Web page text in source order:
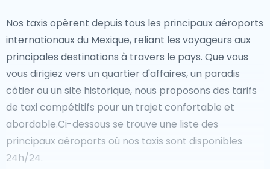
de Las Pozas à Xilitla, les lacs roses de Las Coloradas
et les plages isolées de l'Isla Holbox offrent des
expériences uniques pour les amoureux de la nature.
Les amateurs de gastronomie peuvent explorer les
marchés traditionnels, savourer des tacos et des
tamales authentiques, ou visiter des mezcalerias
locaux pour goûter des spiritueux artisanaux.
Pour les voyageurs arrivant au Mexique, un
Nos taxis opèrent depuis tous les principaux aéroports
internationaux du Mexique, reliant les voyageurs aux
principales destinations à travers le pays. Que vous
vous dirigiez vers un quartier d'affaires, un paradis
côtier ou un site historique, nous proposons des tarifs
de taxi compétitifs pour un trajet confortable et
abordable.Ci-dessous se trouve une liste des
principaux aéroports où nos taxis sont disponibles
24h/24.